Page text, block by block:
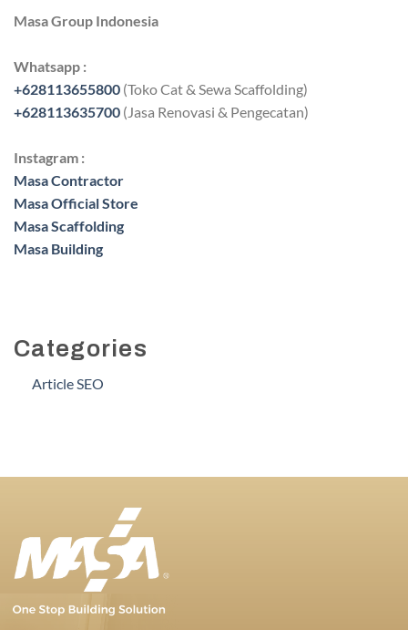
Masa Group Indonesia
Whatsapp :
+628113655800 (Toko Cat & Sewa Scaffolding)
+628113635700 (Jasa Renovasi & Pengecatan)
Instagram :
Masa Contractor
Masa Official Store
Masa Scaffolding
Masa Building
Categories
Article SEO